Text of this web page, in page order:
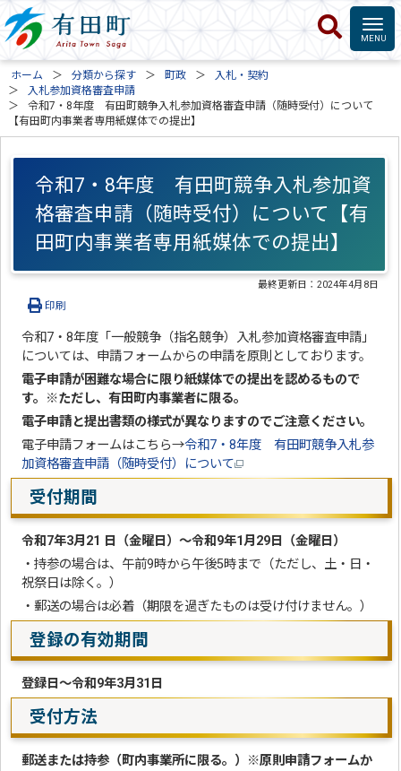
ホーム 分類から探す 町政
入札・契約
入札参加資格審査申請
令和7・8年度 有田町競争入札参加資格審査申請（随時受付）について
【有田町内事業者専用紙媒体での提出】
令和7・8年度 有田町競争入札参加資
格審査申請（随時受付）について【有
田町内事業者専用紙媒体での提出】
最終更新日：2024年4月8日
印刷
令和7・8年度「一般競争（指名競争）入札参加資格審査申請」
については、申請フォームからの申請を原則としております。
電子申請が困難な場合に限り紙媒体での提出を認めるもので
す。※ただし、有田町内事業者に限る。
電子申請と提出書類の様式が異なりますのでご注意ください。
電子申請フォームはこちら→令和7・8年度 有田町競争入札参
加資格審査申請（随時受付）について
受付期間
令和7年3月21 日（金曜日 ）～令和9年1月29日（金曜日）
・持参の場合は、午前9時から午後5時まで（ただし、土・日・
祝祭日は除く。）
・郵送の場合は必着（期限を過ぎたものは受け付けません。）
登録の有効期間
登録日～令和9年3月31日
受付方法
郵送または持参（町内事業所に限る。）※原則申請フォームか